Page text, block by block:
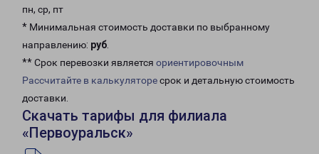
пн, ср, пт
* Минимальная стоимость доставки по выбранному
направлению: руб.
** Срок перевозки является ориентировочным
Рассчитайте в калькуляторесрок и детальную стоимость
доставки.
Скачать тарифы для филиала
«Первоуральск»